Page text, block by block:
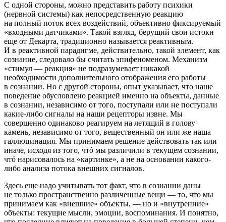
С одной стороны, можно представить работу психики
(нервной системы) как непосредственную реакцию
на полный поток всех воздействий, объективно фиксируемый
«входными датчиками». Такой взгляд, берущий свои истоки
еще от Декарта, традиционно называется реактивным.
И в реактивной парадигме, действительно, такой элемент, как
сознание, следовало бы считать эпифеноменом. Механизм
«стимул — реакция» не подразумевает никакой
необходимости дополнительного отображения его работы
в сознании. Но с другой стороны, опыт указывает, что наше
поведение обусловлено реакцией именно на объекты, данные
в сознании, независимо от того, поступали или не поступали
какие-либо сигналы на наши рецепторы извне. Мы
совершенно одинаково реагируем на летящий в голову
камень, независимо от того, вещественный он или же наша
галлюцинация. Мы принимаем решение действовать так или
иначе, исходя из того, чтó мы различили в текущем сознании,
чтó нарисовалось на «картинке», а не на основании какого-
либо анализа потока внешних сигналов.
Здесь еще надо учитывать тот факт, что в сознании даны
не только пространственно различенные вещи — то, что мы
принимаем как «внешние» объекты, — но и «внутренние»
объекты: текущие мысли, эмоции, воспоминания. И понятно,